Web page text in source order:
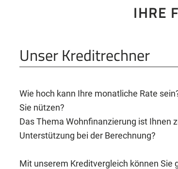
IHRE
Unser Kreditrechner
Wie hoch kann Ihre monatliche Rate
Sie nützen?
Das Thema Wohnfinanzierung ist Ihnen
Unterstützung bei der Berechnung?
Mit unserem Kreditvergleich können Sie